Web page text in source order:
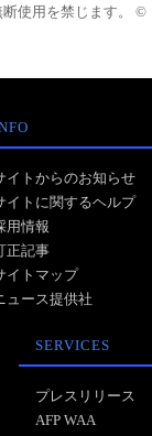
断使用を禁じます。 ©
イトからのお知らせ
イトに関するヘルプ
用情報
正記事
イトマップ
ュース提供社
SERVICES
プレスリリース
AFP WAA